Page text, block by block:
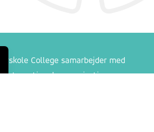
College samarbejder med
internationale organisationer